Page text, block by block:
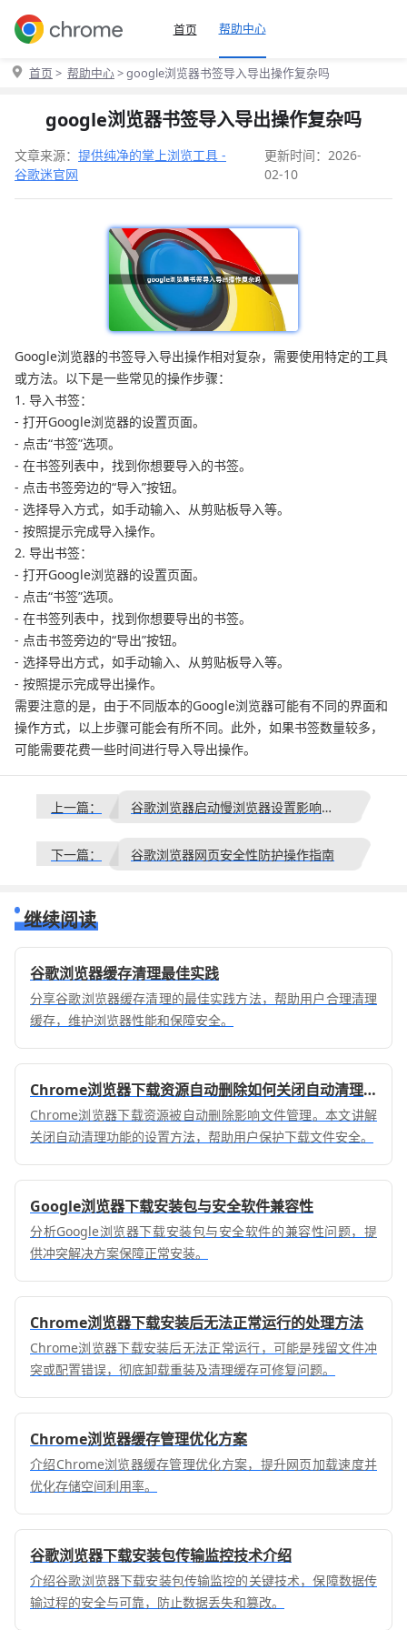
首页 帮助中心
首页 > 帮助中心> google浏览器书签导入导出操作复杂吗
google浏览器书签导入导出操作复杂吗
文章来源： 提供纯净的掌上浏览工具 -
谷歌迷官网
更新时间：2026-
02-10
Google浏览器的书签导入导出操作相对复杂，需要使用特定的工具
或方法。以下是一些常见的操作步骤：
1. 导入书签：
- 打开Google浏览器的设置页面。
- 点击“书签”选项。
- 在书签列表中，找到你想要导入的书签。
- 点击书签旁边的“导入”按钮。
- 选择导入方式，如手动输入、从剪贴板导入等。
- 按照提示完成导入操作。
2. 导出书签：
- 打开Google浏览器的设置页面。
- 点击“书签”选项。
- 在书签列表中，找到你想要导出的书签。
- 点击书签旁边的“导出”按钮。
- 选择导出方式，如手动输入、从剪贴板导入等。
- 按照提示完成导出操作。
需要注意的是，由于不同版本的Google浏览器可能有不同的界面和
操作方式，以上步骤可能会有所不同。此外，如果书签数量较多，
可能需要花费一些时间进行导入导出操作。
上一篇： 谷歌浏览器启动慢浏览器设置影响大吗
下一篇： 谷歌浏览器网页安全性防护操作指南
继续阅读
谷歌浏览器缓存清理最佳实践
分享谷歌浏览器缓存清理的最佳实践方法，帮助用户合理清理
缓存，维护浏览器性能和保障安全。
Chrome浏览器下载资源自动删除如何关闭自动清理功能
Chrome浏览器下载资源被自动删除影响文件管理。本文讲解
关闭自动清理功能的设置方法，帮助用户保护下载文件安全。
Google浏览器下载安装包与安全软件兼容性
分析Google浏览器下载安装包与安全软件的兼容性问题，提
供冲突解决方案保障正常安装。
Chrome浏览器下载安装后无法正常运行的处理方法
Chrome浏览器下载安装后无法正常运行，可能是残留文件冲
突或配置错误，彻底卸载重装及清理缓存可修复问题。
Chrome浏览器缓存管理优化方案
介绍Chrome浏览器缓存管理优化方案，提升网页加载速度并
优化存储空间利用率。
谷歌浏览器下载安装包传输监控技术介绍
介绍谷歌浏览器下载安装包传输监控的关键技术，保障数据传
输过程的安全与可靠，防止数据丢失和篡改。